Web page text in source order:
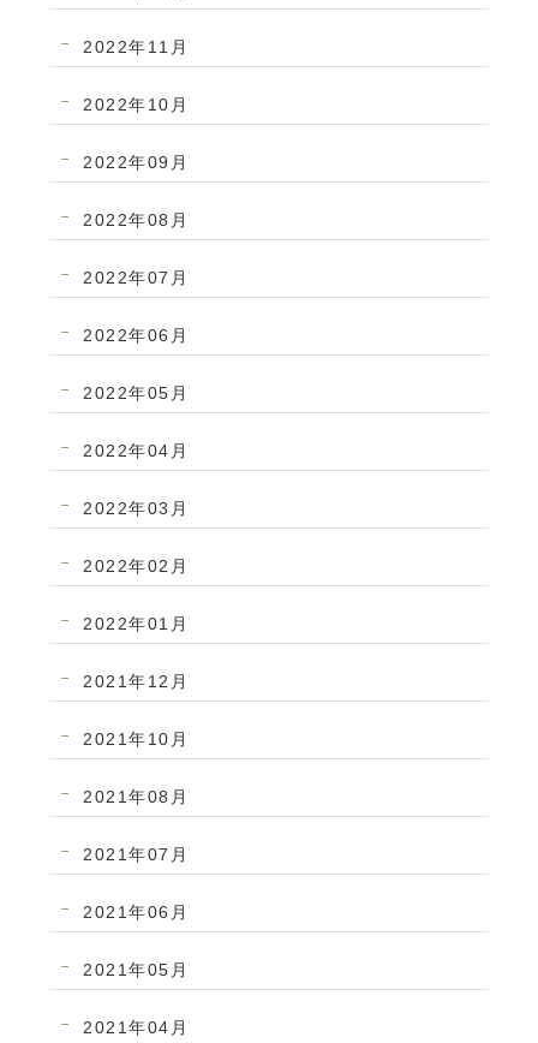
2022年11月
2022年10月
2022年09月
2022年08月
2022年07月
2022年06月
2022年05月
2022年04月
2022年03月
2022年02月
2022年01月
2021年12月
2021年10月
2021年08月
2021年07月
2021年06月
2021年05月
2021年04月